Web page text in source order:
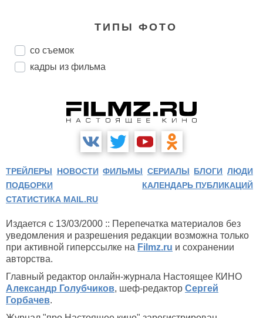
ТИПЫ ФОТО
со съемок
кадры из фильма
ТРЕЙЛЕРЫ НОВОСТИ ФИЛЬМЫ СЕРИАЛЫ БЛОГИ ЛЮДИ
ПОДБОРКИ
КАЛЕНДАРЬ ПУБЛИКАЦИЙ
СТАТИСТИКА MAIL.RU
Издается с 13/03/2000 :: Перепечатка материалов без
уведомления и разрешения редакции возможна только
при активной гиперссылке на Filmz.ru и сохранении
авторства.
Главный редактор онлайн-журнала Настоящее КИНО
Александр Голубчиков, шеф-редактор Сергей
Горбачев.